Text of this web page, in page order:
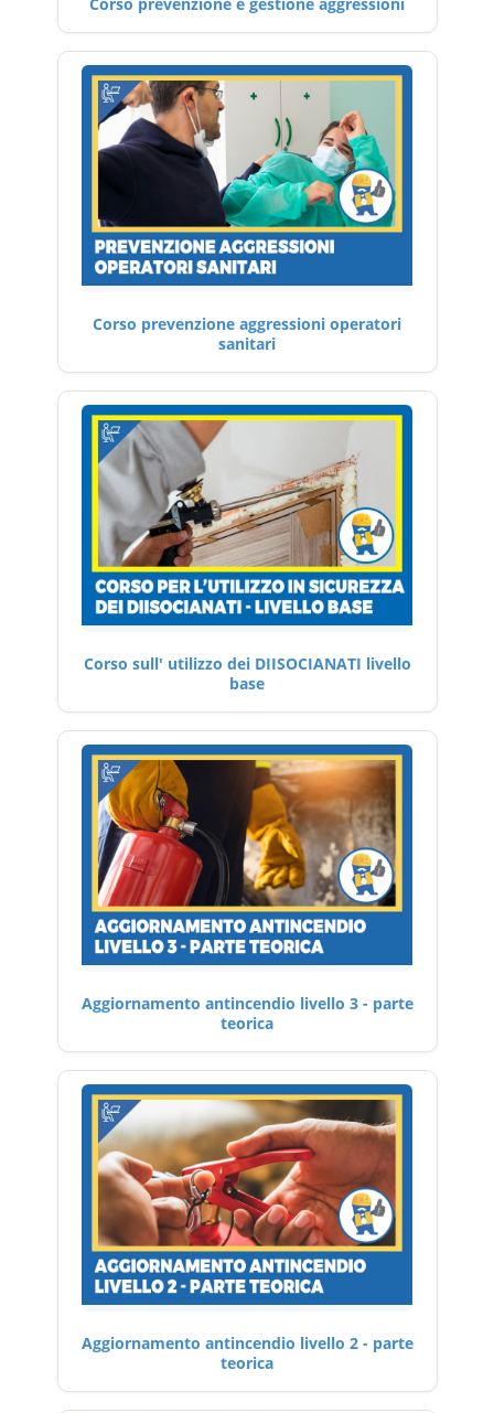
Corso prevenzione aggressioni operatori
sanitari
Corso sull' utilizzo dei DIISOCIANATI livello
base
Aggiornamento antincendio livello 3 - parte
teorica
Aggiornamento antincendio livello 2 - parte
teorica